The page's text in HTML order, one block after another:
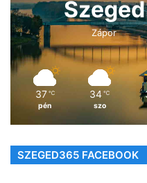
Szeged
Zápor
37 ℃
pén
34 ℃
szo
SZEGED365 FACEBOOK